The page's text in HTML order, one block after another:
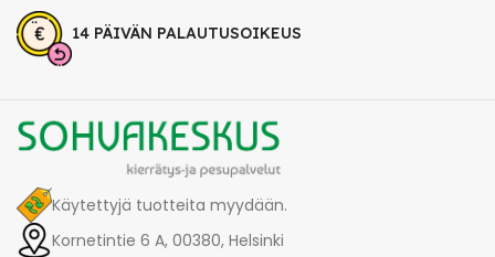
14 PÄIVÄN PALAUTUSOIKEUS
Käytettyjä tuotteita myydään.
Kornetintie 6 A, 00380, Helsinki